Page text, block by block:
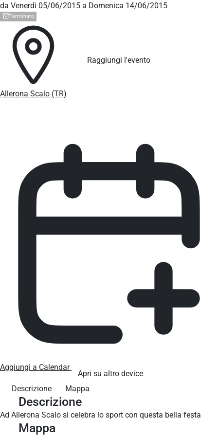
da Venerdì 05/06/2015 a Domenica 14/06/2015
Terminato
Allerona Scalo (TR)
Raggiungi l'evento
Aggiungi a Calendar
Apri su altro device
Descrizione
Mappa
Descrizione
Ad Allerona Scalo si celebra lo sport con questa bella festa
Mappa